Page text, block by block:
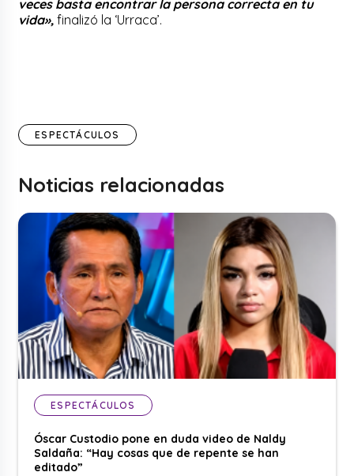
veces basta encontrar la persona correcta en tu
vida», finalizó la ‘Urraca’.
ESPECTÁCULOS
Noticias relacionadas
ESPECTÁCULOS
Óscar Custodio pone en duda video de Naldy
Saldaña: “Hay cosas que de repente se han
editado”